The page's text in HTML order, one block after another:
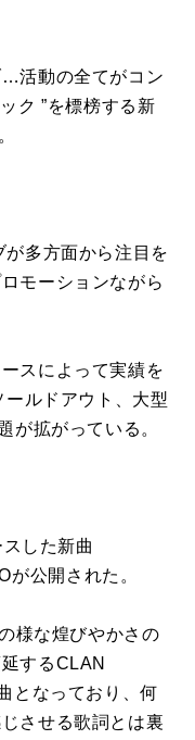
活動の全てがコン
ク ”を標榜する新
が多方面から注目を
モーションながら
スによって実績を
ールドアウト、大型
が拡がっている。
した新曲
が公開 された。
様な煌びやかさの
するCLAN
となっており、何
させる歌詞とは裏